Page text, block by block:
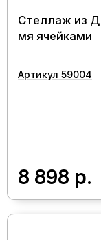
Стеллаж из
мя ячейками
Артикул 59004
8 898 р.